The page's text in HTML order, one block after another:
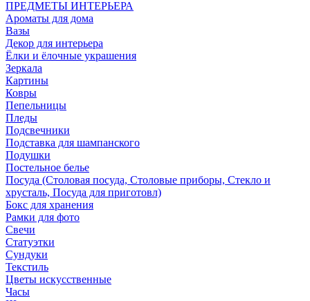
ПРЕДМЕТЫ ИНТЕРЬЕРА
Ароматы для дома
Вазы
Декор для интерьера
Ёлки и ёлочные украшения
Зеркала
Картины
Ковры
Пепельницы
Пледы
Подсвечники
Подставка для шампанского
Подушки
Постельное белье
Посуда (Столовая посуда, Столовые приборы, Стекло и
хрусталь, Посуда для приготовл)
Бокс для хранения
Рамки для фото
Свечи
Статуэтки
Сундуки
Текстиль
Цветы искусственные
Часы